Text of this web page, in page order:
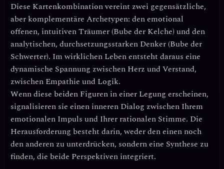
Diese Kartenkombination vereint zwei gegensätzliche,
aber komplementäre Archetypen: denemotional
offenen, intuitiven Träumer (Bube der Kelche) und den
analytischen, durchsetzungsstarken Denker (Bube der
Schwerter). Im wirklichen Leben entsteht daraus eine
dynamische Spannung zwischen Herz und Verstand,
zwischen Empathie und Logik.
Wenn diese beiden Figuren in einer Legung erscheinen,
signalisieren sie einen inneren Dialog zwischen Ihrem
emotionalen Impuls und Ihrer rationalen Stimme. Die
Herausforderung besteht darin,weder den einen noch
den anderen zu unterdrücken, sondern eine Synthese zu
finden, die beide Perspektiven integriert.